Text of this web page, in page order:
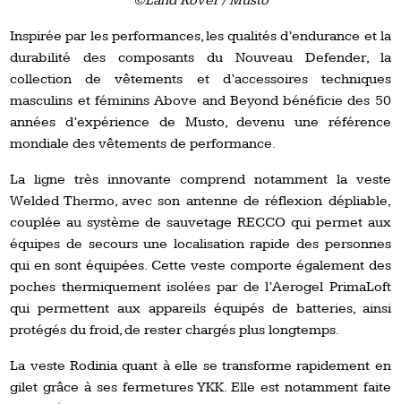
Inspirée par les performances, les qualités d’endurance et la
durabilité des composants du Nouveau Defender, la
collection de vêtements et d’accessoires techniques
masculins et féminins Above and Beyond bénéficie des 50
années d’expérience de Musto, devenu une référence
mondiale des vêtements de performance.
La ligne très innovante comprend notamment la veste
Welded Thermo, avec son antenne de réflexion dépliable,
couplée au système de sauvetage RECCO qui permet aux
équipes de secours une localisation rapide des personnes
qui en sont équipées. Cette veste comporte également des
poches thermiquement isolées par de l’Aerogel PrimaLoft
qui permettent aux appareils équipés de batteries, ainsi
protégés du froid, de rester chargés plus longtemps.
La veste Rodinia quant à elle se transforme rapidement en
gilet grâce à ses fermetures YKK. Elle est notamment faite